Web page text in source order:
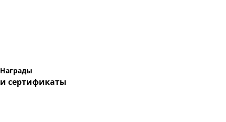
Награды
и сертификаты